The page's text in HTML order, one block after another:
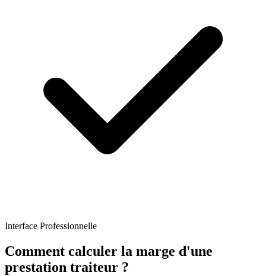
Interface Professionnelle
Comment calculer la marge d'une
prestation traiteur ?